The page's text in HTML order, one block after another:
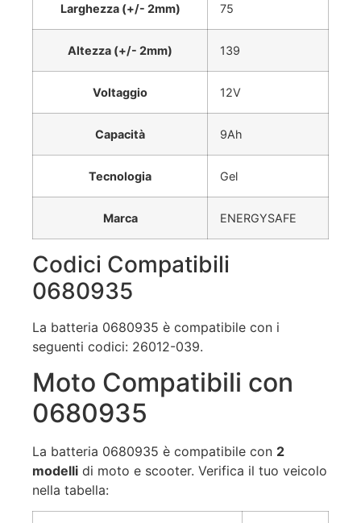
Larghezza (+/- 2mm) 75
Altezza (+/- 2mm) 139
Voltaggio 12V
Capacità 9Ah
Tecnologia Gel
Marca ENERGYSAFE
Codici Compatibili
0680935
La batteria 0680935 è compatibile con i
seguenti codici: 26012-039.
Moto Compatibili con
0680935
La batteria 0680935 è compatibile con 2
modelli di moto e scooter. Verifica il tuo veicolo
nella tabella: